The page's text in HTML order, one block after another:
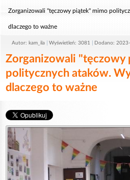
Zorganizowali "tęczowy piątek" mimo
dlaczego to ważne
Autor: kam_ila Wyświetleń: 3081 Dodano:
Zorganizowali "tęczowy
politycznych ataków.
dlaczego to ważne